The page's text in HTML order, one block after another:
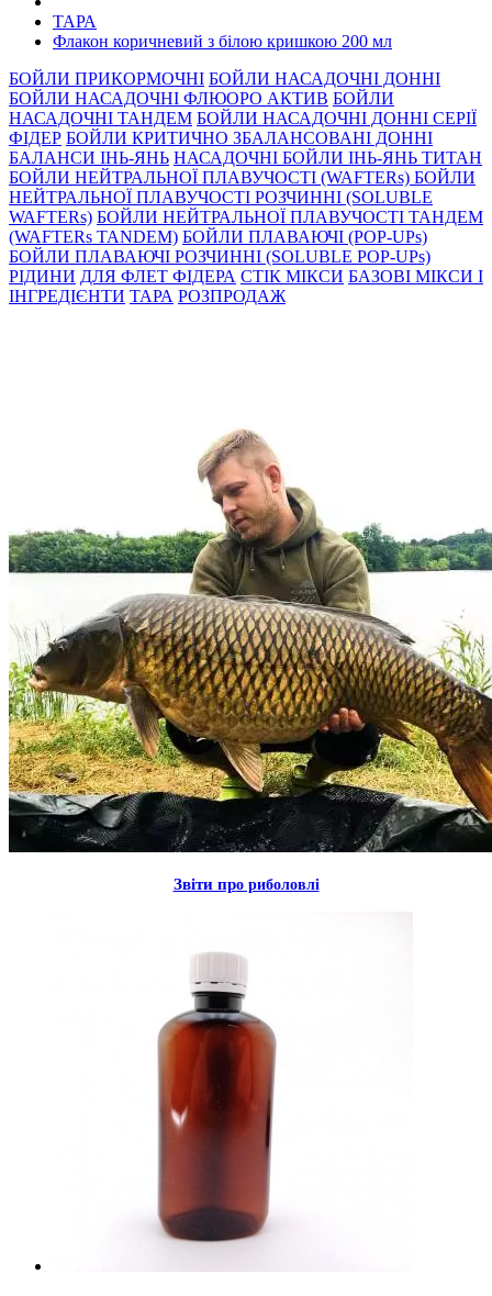
ТАРА
Флакон коричневий з білою кришкою 200 мл
БОЙЛИ ПРИКОРМОЧНI БОЙЛИ НАСАДОЧНI ДОННI
БОЙЛИ НАСАДОЧНІ ФЛЮОРО АКТИВ БОЙЛИ
НАСАДОЧНІ ТАНДЕМ БОЙЛИ НАСАДОЧНI ДОННI СЕРIÏ
ФIДЕР БОЙЛИ КРИТИЧНО ЗБАЛАНСОВАНІ ДОННІ
БАЛАНСИ ІНЬ-ЯНЬ НАСАДОЧНІ БОЙЛИ ІНЬ-ЯНЬ ТИТАН
БОЙЛИ НЕЙТРАЛЬНОÏ ПЛАВУЧОСТI (WAFTERs) БОЙЛИ
НЕЙТРАЛЬНОЇ ПЛАВУЧОСТІ РОЗЧИННІ (SOLUBLE
WAFTERs) БОЙЛИ НЕЙТРАЛЬНОЇ ПЛАВУЧОСТІ ТАНДЕМ
(WAFTERs TANDEM) БОЙЛИ ПЛАВАЮЧІ (POP-UPs)
БОЙЛИ ПЛАВАЮЧI РОЗЧИННI (SOLUBLE POP-UPs)
РIДИНИ ДЛЯ ФЛЕТ ФІДЕРА СТIК МIКСИ БАЗОВІ МІКСИ І
ІНГРЕДІЄНТИ ТАРА РОЗПРОДАЖ
Звiти про риболовлi